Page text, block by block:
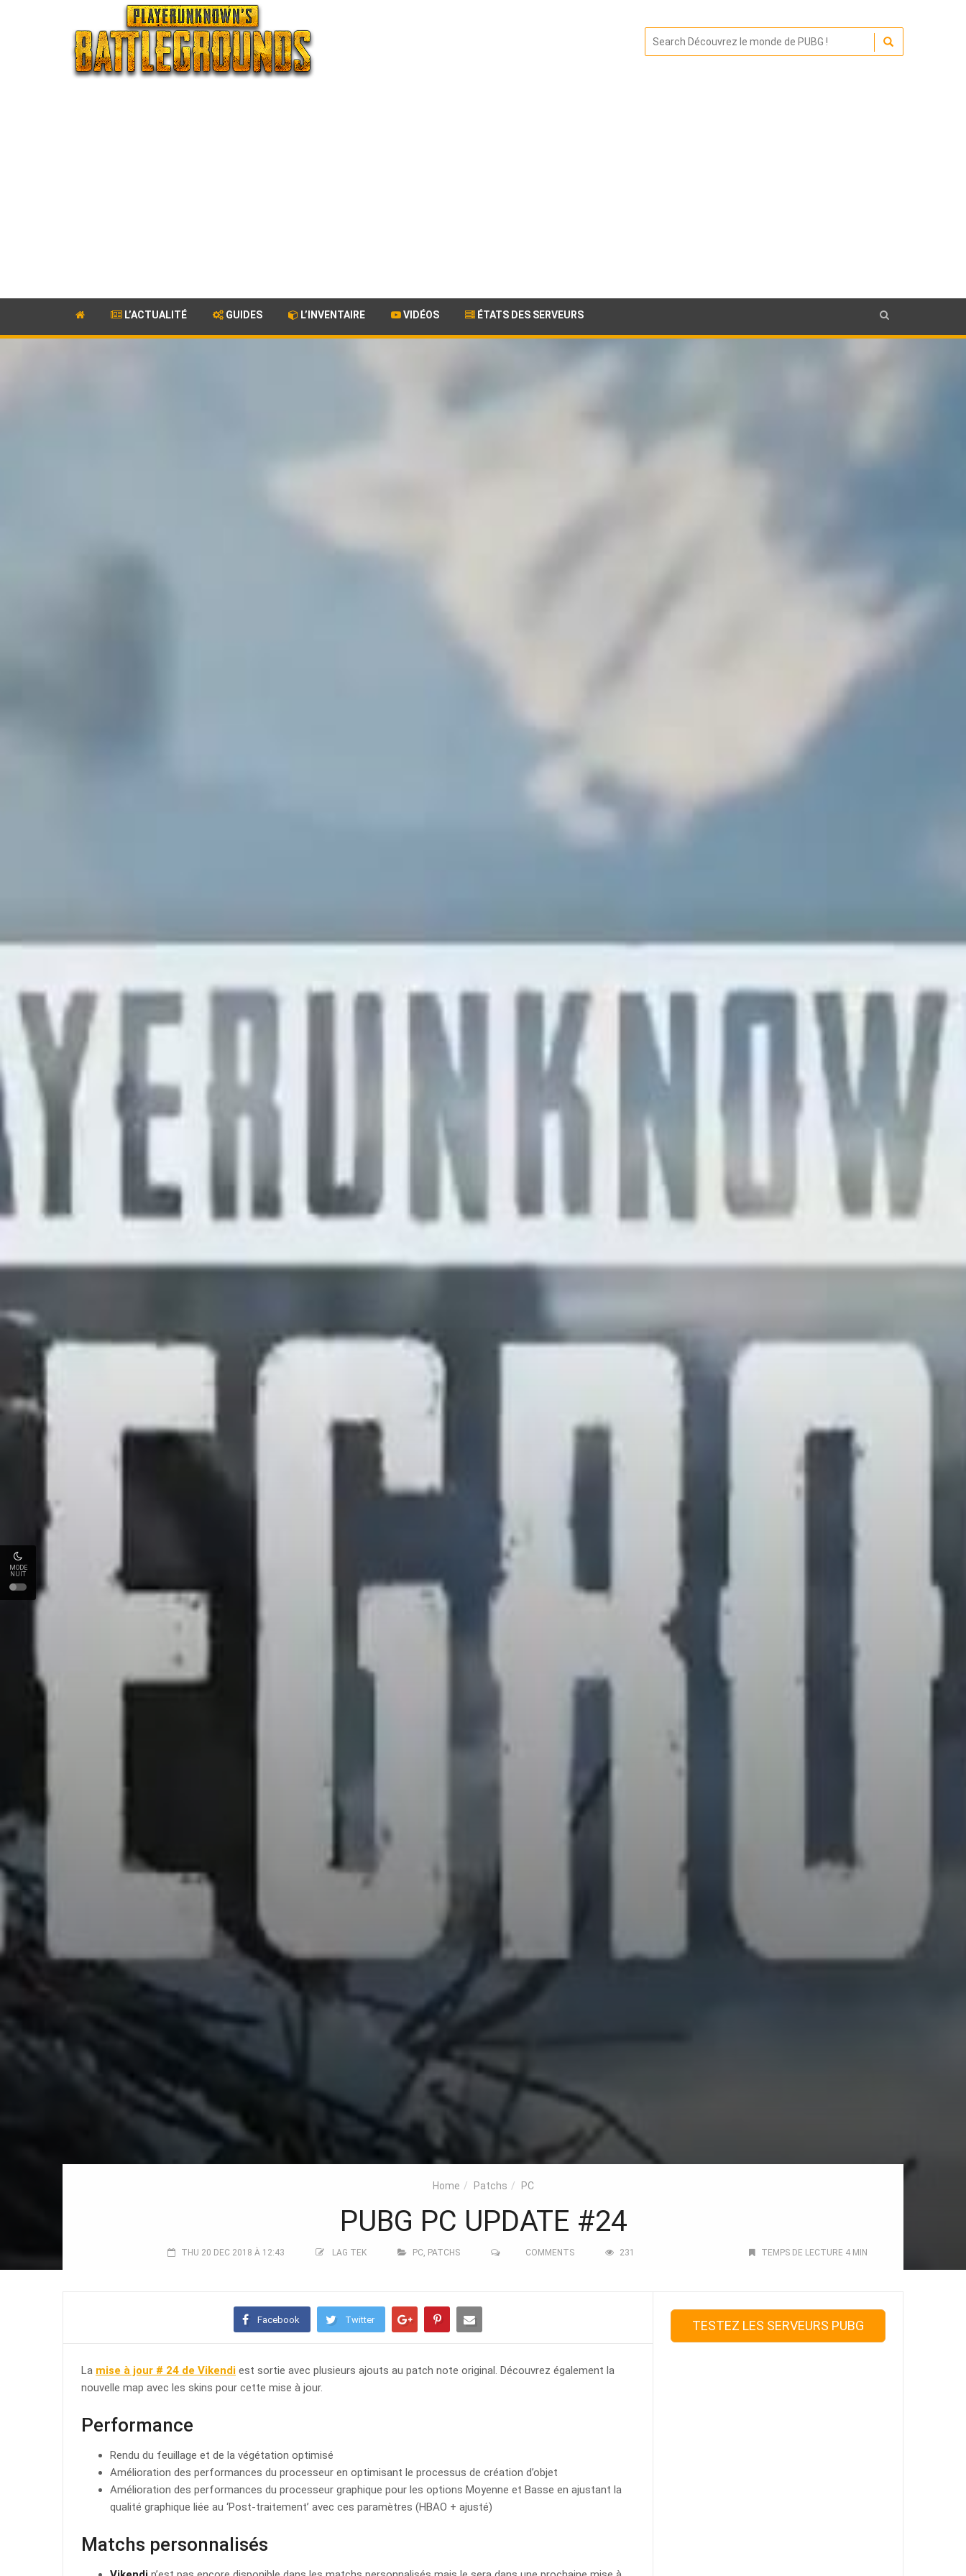
MODE
NUIT
L’ACTUALITÉ GUIDES L’INVENTAIRE VIDÉOS ÉTATS DES SERVEURS
Home Patchs PC
PUBG PC UPDATE #24
THU 20 DEC 2018 À 12:43 LAG TEK PC, PATCHS TEMPS DE LECTURE 4 MIN
COMMENTS 231
Facebook Twitter
La mise à jour # 24 de Vikendi est sortie avec plusieurs ajouts au patch note original. Découvrez également la
nouvelle map avec les skins pour cette mise à jour.
Performance
Rendu du feuillage et de la végétation optimisé
Amélioration des performances du processeur en optimisant le processus de création d’objet
Amélioration des performances du processeur graphique pour les options Moyenne et Basse en ajustant la
qualité graphique liée au ‘Post-traitement’ avec ces paramètres (HBAO + ajusté)
Matchs personnalisés
TESTEZ LES SERVEURS PUBG